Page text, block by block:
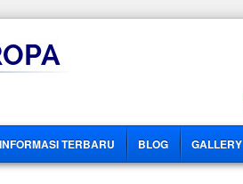
INFORMASI TERBARU BLOG GALLERY